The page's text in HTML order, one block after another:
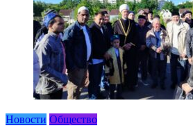
Новости Общество